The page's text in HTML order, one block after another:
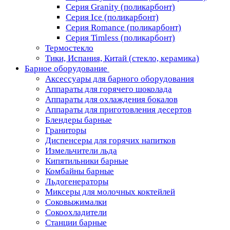
Серия Granity (поликарбонт)
Серия Ice (поликарбонт)
Серия Romance (поликарбонт)
Серия Timless (поликарбонт)
Термостекло
Тики, Испания, Китай (стекло, керамика)
Барное оборудование
Аксессуары для барного оборудования
Аппараты для горячего шоколада
Аппараты для охлаждения бокалов
Аппараты для приготовления десертов
Блендеры барные
Граниторы
Диспенсеры для горячих напитков
Измельчители льда
Кипятильники барные
Комбайны барные
Льдогенераторы
Миксеры для молочных коктейлей
Соковыжималки
Сокоохладители
Станции барные